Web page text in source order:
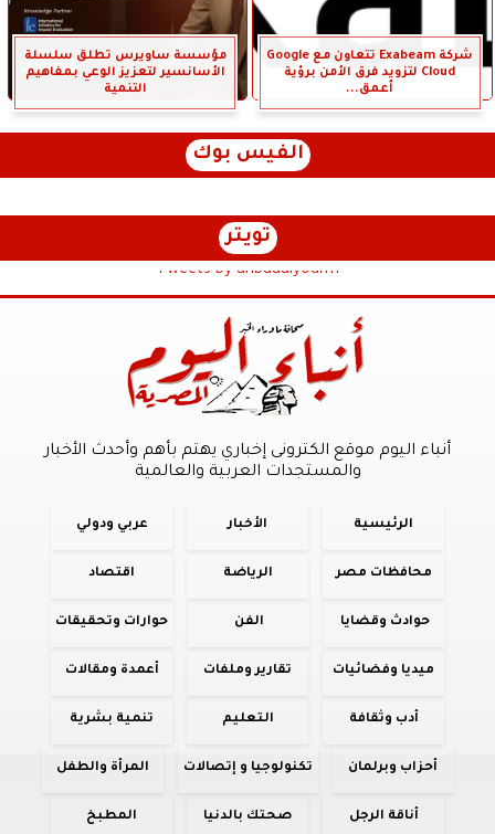
شركة Exabeam تتعاون مع Google
Cloud لتزويد فرق الأمن برؤية
أعمق...
مؤسسة ساويرس تطلق سلسلة
الأسانسير لتعزيز الوعي بمفاهيم
التنمية
الفيس بوك
تويتر
Tweets by anbaaalyoum1
أنباء اليوم موقع الكترونى إخباري يهتم بأهم وأحدث الأخبار
والمستجدات العربية والعالمية
الرئيسية الأخبار عربي ودولي
محافظات مصر الرياضة اقتصاد
حوادث وقضايا الفن حوارات وتحقيقات
ميديا وفضائيات تقارير وملفات أعمدة ومقالات
أدب وثقافة التعليم تنمية بشرية
أحزاب وبرلمان تكنولوجيا و إتصالات المرأة والطفل
أناقة الرجل صحتك بالدنيا المطبخ